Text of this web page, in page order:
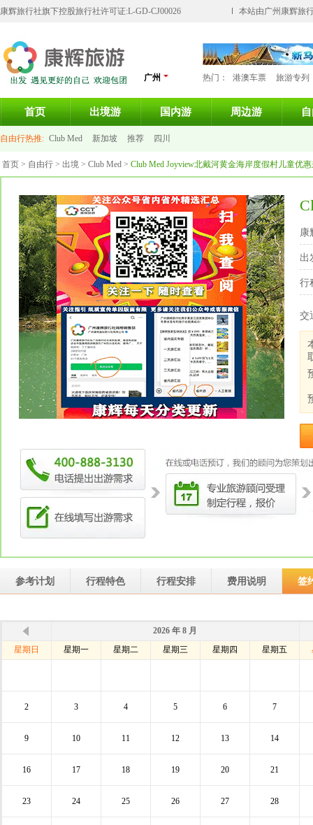
康辉旅行社旗下控股旅行社许可证:L-GD-CJ00026 本站由广州康辉旅
广州 热门： 港澳车票 旅游专列
首页 出境游 国内游 周边游
自由行热推: Club Med 新加坡 推荐 四川
首页 > 自由行 > 出境 > Club Med > Club Med Joyview北戴河黄金海岸度假村儿童优
康
出
行
交
参考计划 行程特色 行程安排 费用说明 签
2026 年 8 月
星期日
星期一 星期二 星期三 星期四 星期五
2 3 4 5 6 7
9 10 11 12 13 14
16 17 18 19 20 21
23 24 25 26 27 28